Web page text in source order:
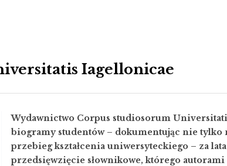
Iagellonicae
Wydawnictwo Corpus studiosorum
biogramy studentów – dokumentując nie tylko
przebieg kształcenia uniwersyteckiego – za lata
przedsięwzięcie słownikowe, którego autorami